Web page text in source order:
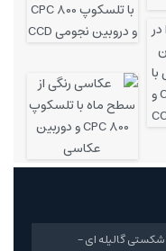
شکستی گالیله ای -